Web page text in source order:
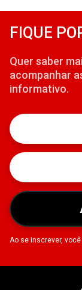
FIQUE
Quer saber
acompanhar
informativo.
Ao se inscrever,